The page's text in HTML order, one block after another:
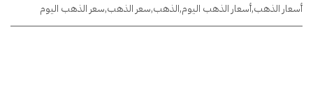
أسعار الذهب,أسعار الذهب اليوم,الذهب,سعر الذهب,سعر الذهب اليوم